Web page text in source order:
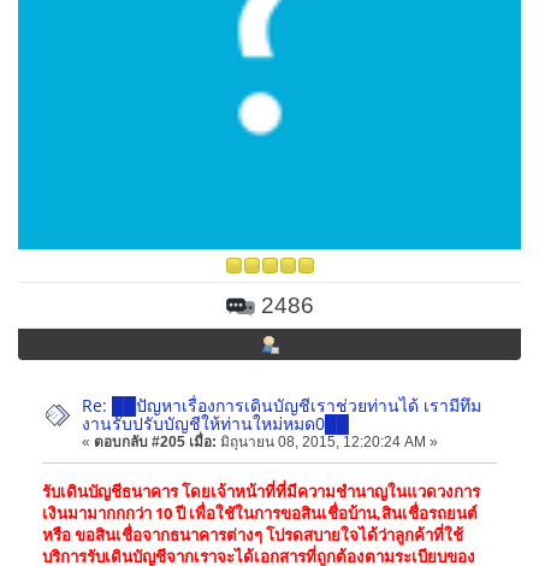
2486
Re: ██ปัญหาเรื่องการเดินบัญชีเราช่วยท่านได้ เรามีทึม
งานรับปรับบัญชีให้ท่านใหม่หมด0██
« ตอบกลับ #205 เมื่อ: มิถุนายน 08, 2015, 12:20:24 AM »
รับเดินบัญชีธนาคาร โดยเจ้าหน้าที่ที่มีความชำนาญในแวดวงการ
เงินมามากกกว่า 10 ปี เพื่อใชัในการขอสินเชื่อบ้าน,สินเชื่อรถยนต์
หรือ ขอสินเชื่อจากธนาคารต่างๆ โปรดสบายใจได้ว่าลูกค้าที่ใช้
บริการรับเดินบัญชีจากเราจะได้เอกสารที่ถูกต้องตามระเบียบของ